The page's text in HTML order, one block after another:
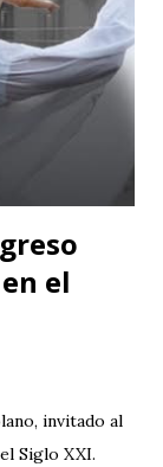
al público
cultura en la
versión
año les ...
el
invitado al
Siglo XXI.